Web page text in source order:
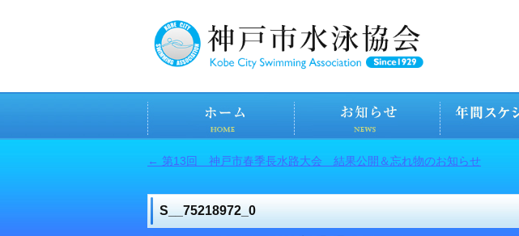
← 第13回 神戸市春季長水路大会 結果公開＆忘れ物のお知らせ
S__75218972_0